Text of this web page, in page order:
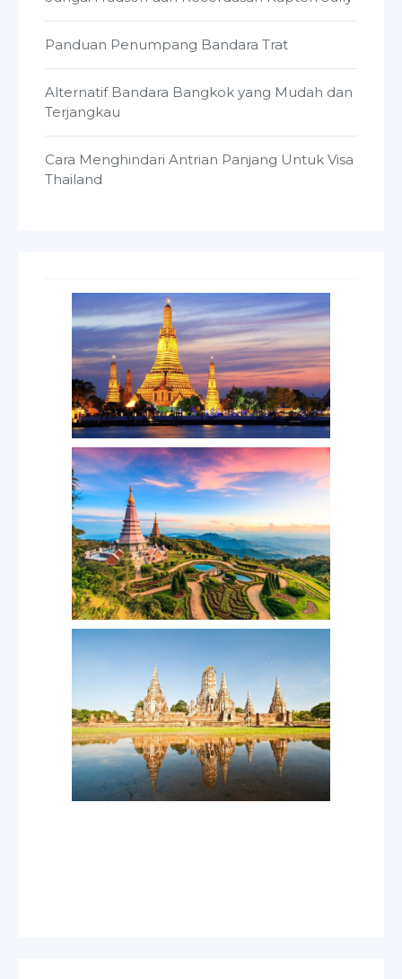
Panduan Penumpang Bandara Trat
Alternatif Bandara Bangkok yang Mudah dan
Terjangkau
Cara Menghindari Antrian Panjang Untuk Visa
Thailand